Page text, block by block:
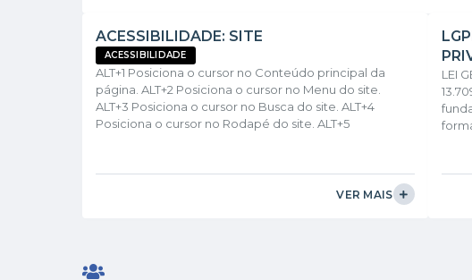
ACESSIBILIDADE: SITE
ACESSIBILIDADE
ALT+1 Posiciona o cursor no Conteúdo principal da
página. ALT+2 Posiciona o cursor no Menu do site.
ALT+3 Posiciona o cursor no Busca do site. ALT+4
Posiciona o cursor no Rodapé do site. ALT+5
Habilita/Desabilita tradutor de libras VLibras. Leis e
decretos sobre acessibilidade: Decreto nº 5.296, de 02
VER MAIS
LEI